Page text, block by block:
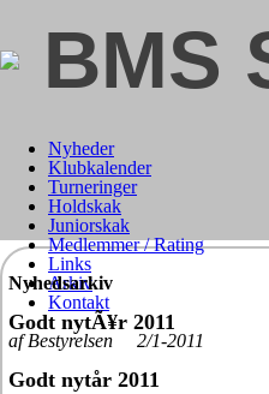
BMS
Nyheder
Klubkalender
Turneringer
Holdskak
Juniorskak
Medlemmer / Rating
Links
Arkiv
Kontakt
Nyhedsarkiv
Godt nytÃ¥r 2011
af Bestyrelsen 2/1-2011
Godt nytår 2011